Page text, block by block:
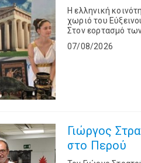
Η ελληνική
χωριό του
Στον εορτασμό
07/08/2026
Γιώργος
στο Περού